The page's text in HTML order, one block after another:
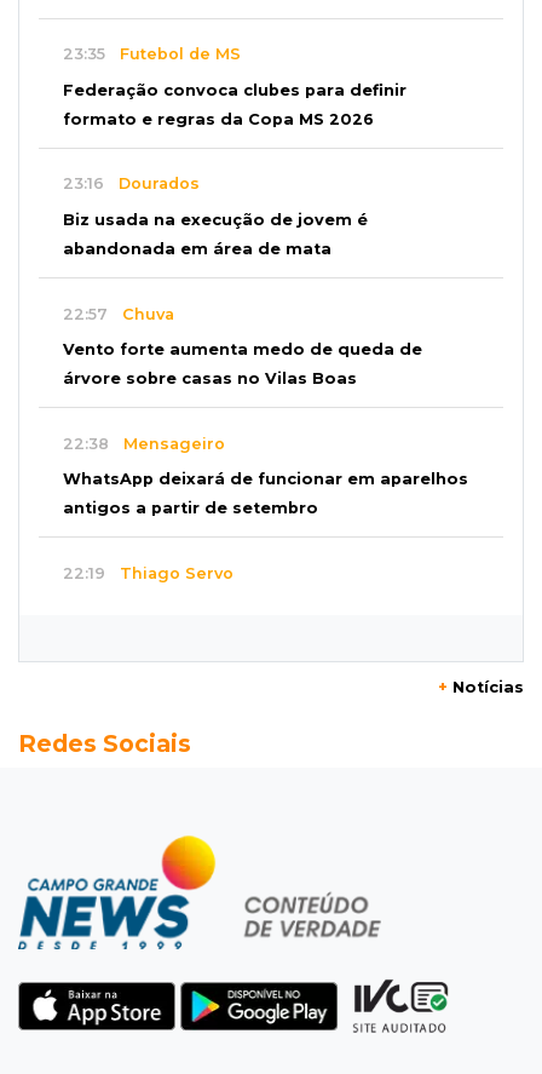
23:35 Futebol de MS
Federação convoca clubes para definir
formato e regras da Copa MS 2026
23:16 Dourados
Biz usada na execução de jovem é
abandonada em área de mata
22:57 Chuva
Vento forte aumenta medo de queda de
árvore sobre casas no Vilas Boas
22:38 Mensageiro
WhatsApp deixará de funcionar em aparelhos
antigos a partir de setembro
22:19 Thiago Servo
Semana vai começar com 909 novas
Flagrante
Motorista atinge carro parado, perde
retrovisor e foge no Jardim Antártica
“Sinto que ela está por perto”, diz mãe de
bebê desaparecida
+ Notícias
Redes Sociais